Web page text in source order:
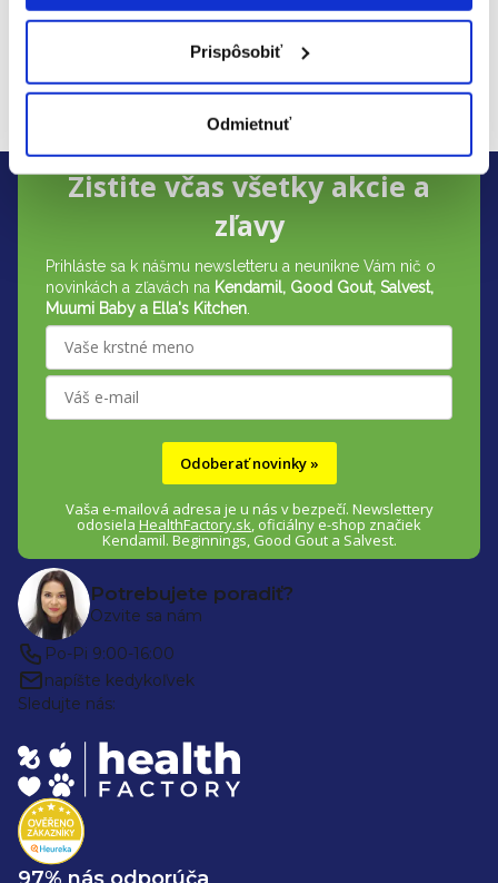
Prispôsobiť
Odmietnuť
spoločnosť:
Rybáře 157/40, 691 45 Podivín,
Česká republika
E-mail: info@kaumy.com
Z
Zistite včas všetky akcie a
zľavy
Prihláste sa k nášmu newsletteru a neunikne Vám nič o
novinkách a zľavách na Kendamil, Good Gout, Salvest,
Muumi Baby a Ella's Kitchen.
Odoberať novinky »
Vaša e-mailová adresa je u nás v bezpečí. Newslettery
odosiela HealthFactory.sk, oficiálny e-shop značiek
Kendamil. Beginnings, Good Gout a Salvest.
Potrebujete poradiť?
Ozvite sa nám
Po-Pi 9:00-16:00
napíšte kedykoľvek
Sledujte nás: